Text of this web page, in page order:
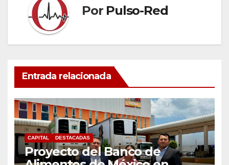
Por Pulso-Red
Entrada relacionada
CAPITAL DESTACADAS
Proyecto del Banco de